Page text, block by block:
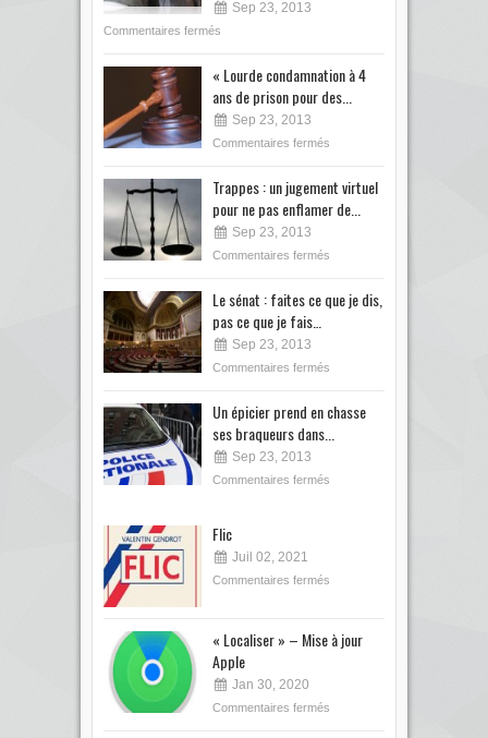
Sep 23, 2013
Commentaires fermés
« Lourde condamnation à 4
ans de prison pour des...
Sep 23, 2013
Commentaires fermés
Trappes : un jugement virtuel
pour ne pas enflamer de...
Sep 23, 2013
Commentaires fermés
Le sénat : faites ce que je dis,
pas ce que je fais…
Sep 23, 2013
Commentaires fermés
Un épicier prend en chasse
ses braqueurs dans...
Sep 23, 2013
Commentaires fermés
Flic
Juil 02, 2021
Commentaires fermés
« Localiser » – Mise à jour
Apple
Jan 30, 2020
Commentaires fermés